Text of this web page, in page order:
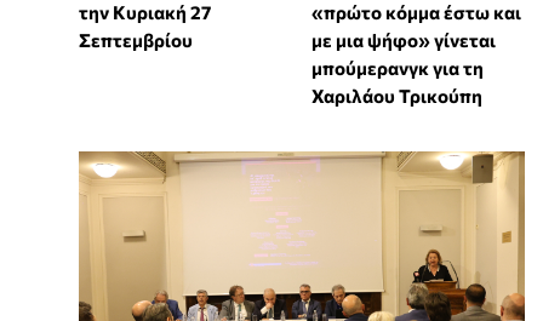
την Κυριακή 27
Σεπτεμβρίου
«πρώτο κόμμα έστω και
με μια ψήφο» γίνεται
μπούμερανγκ για τη
Χαριλάου Τρικούπη